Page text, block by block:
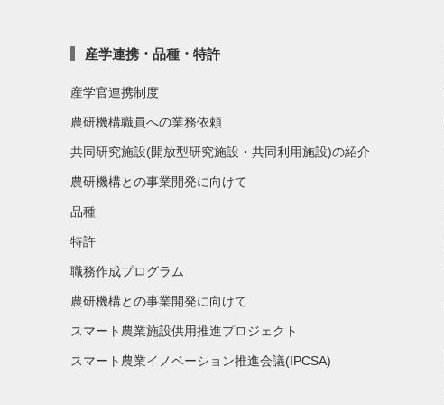
産学連携・品種・特許
産学官連携制度
農研機構職員への業務依頼
共同研究施設(開放型研究施設・共同利用施設)の紹介
農研機構との事業開発に向けて
品種
特許
職務作成プログラム
農研機構との事業開発に向けて
スマート農業施設供用推進プロジェクト
スマート農業イノベーション推進会議(IPCSA)